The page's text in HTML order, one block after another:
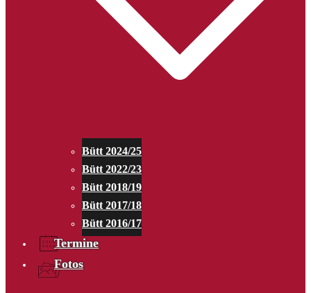
Bütt 2024/25
Bütt 2022/23
Bütt 2018/19
Bütt 2017/18
Bütt 2016/17
Termine
Fotos